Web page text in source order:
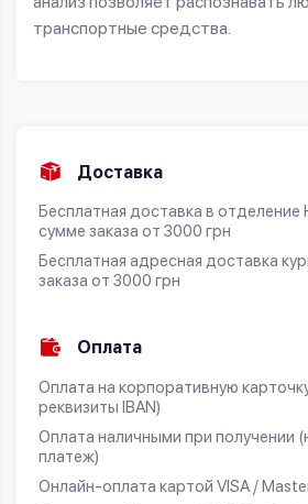
транспортные средства.
Доставка
Бесплатная доставка в отделение
сумме заказа от 3000 грн
Бесплатная адресная доставка
заказа от 3000 грн
Оплата
Оплата на корпоративную
реквизиты IBAN)
Оплата наличными при получении
платеж)
Онлайн-оплата картой VISA /